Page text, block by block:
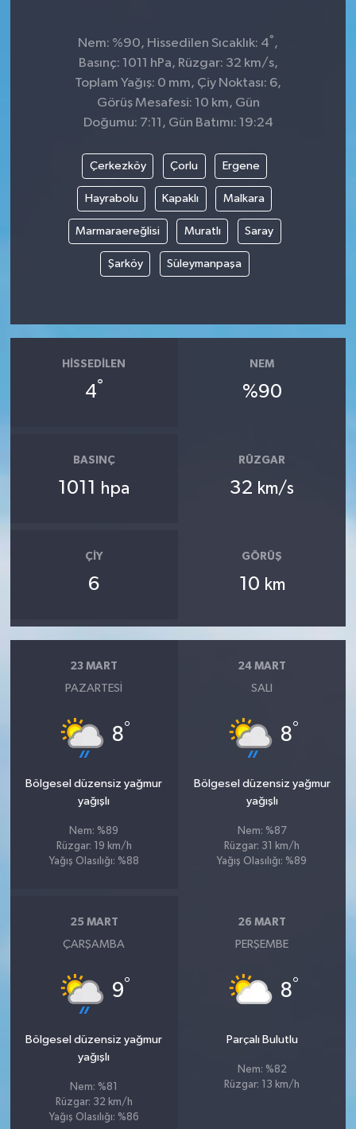
Nem: %90, Hissedilen Sıcaklık: 4° ,
Basınç: 1011 hPa, Rüzgar: 32 km/s,
Toplam Yağış: 0 mm, Çiy Noktası: 6,
Görüş Mesafesi: 10 km, Gün
Doğumu: 7:11, Gün Batımı: 19:24
Çerkezköy Çorlu Ergene
Hayrabolu Kapaklı Malkara
Marmaraereğlisi Muratlı Saray
Şarköy Süleymanpaşa
HISSEDILEN
4°
NEM
%90
BASINÇ
1011 hpa
RÜZGAR
32 km/s
ÇIY
6
GÖRÜŞ
10 km
23 MART
PAZARTESI
8°
Bölgesel düzensiz yağmur
yağışlı
Nem: %89
Rüzgar: 19 km/h
Yağış Olasılığı: %88
24 MART
SALI
8°
Bölgesel düzensiz yağmur
yağışlı
Nem: %87
Rüzgar: 31 km/h
Yağış Olasılığı: %89
25 MART
ÇARŞAMBA
9°
Bölgesel düzensiz yağmur
yağışlı
Nem: %81
Rüzgar: 32 km/h
Yağış Olasılığı: %86
26 MART
PERŞEMBE
8°
Parçalı Bulutlu
Nem: %82
Rüzgar: 13 km/h